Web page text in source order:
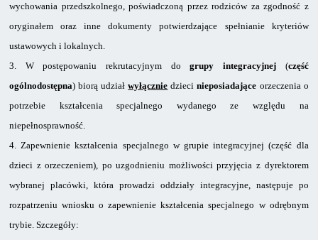
wychowania przedszkolnego, poświadczoną przez rodziców za zgodność z
oryginałem oraz inne dokumenty potwierdzające spełnianie kryteriów
ustawowych i lokalnych.
3. W postępowaniu rekrutacyjnym dogrupy integracyjnej (część
ogólnodostępna)biorą udział wyłącznie dziecinieposiadające orzeczenia o
potrzebie kształcenia specjalnego wydanego ze względu na
niepełnosprawność.
4.Zapewnienie kształcenia specjalnego w grupie integracyjnej (część dla
dzieci z orzeczeniem), po uzgodnieniu możliwości przyjęcia z dyrektorem
wybranej placówki, która prowadzi oddziały integracyjne, następuje po
rozpatrzeniu wnioskuo zapewnienie kształcenia specjalnego w odrębnym
trybie. Szczegóły: